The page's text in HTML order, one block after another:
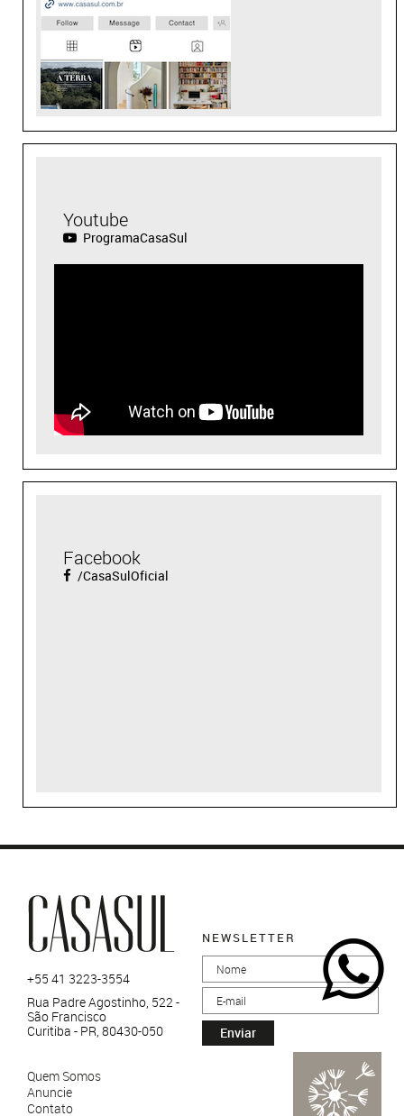
Youtube
ProgramaCasaSul
Facebook
/CasaSulOficial
+55 41 3223-3554
Rua Padre Agostinho, 522 -
São Francisco
Curitiba - PR, 80430-050
Quem Somos
Anuncie
Contato
NEWSLETTER
Enviar